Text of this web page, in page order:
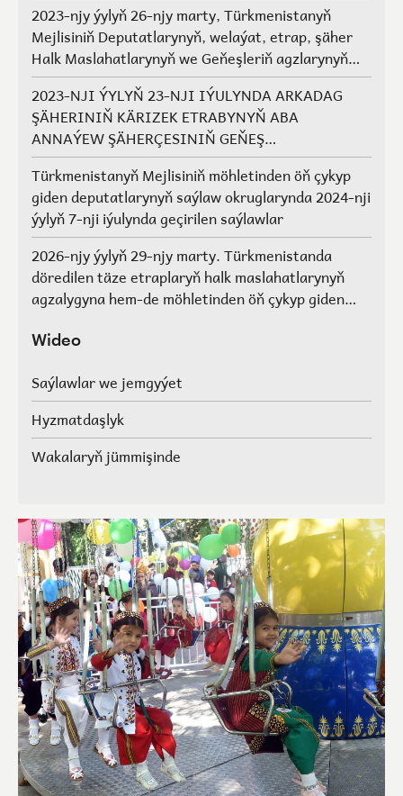
2023-njy ýylyň 26-njy marty, Türkmenistanyň
Mejlisiniň Deputatlarynyň, welaýat, etrap, şäher
Halk Maslahatlarynyň we Geňeşleriň agzlarynyň
saýlawlary
2023-NJI ÝYLYŇ 23-NJI IÝULYNDA ARKADAG
ŞÄHERINIŇ KÄRIZEK ETRABYNYŇ ABA
ANNAÝEW ŞÄHERÇESINIŇ GEŇEŞ
AGZALARYNYŇ SAÝLAWLARY
Türkmenistanyň Mejlisiniň möhletinden öň çykyp
giden deputatlarynyň saýlaw okruglarynda 2024-nji
ýylyň 7-nji iýulynda geçirilen saýlawlar
2026-njy ýylyň 29-njy marty. Türkmenistanda
döredilen täze etraplaryň halk maslahatlarynyň
agzalygyna hem-de möhletinden öň çykyp giden
maslahatlarynyň we Geňeşleriň agzalarynyň ýerine
Wideo
Saýlawlar we jemgyýet
Hyzmatdaşlyk
Wakalaryň jümmişinde